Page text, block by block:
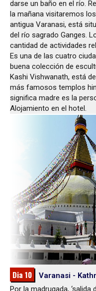
darse un baño en el río.
la mañana visitaremos
antigua Varanasi, está
del río sagrado Ganges.
cantidad de actividades
Es una de las cuatro
buena colección de
Kashi Vishwanath, está
más famosos templos
significa madre es la
Alojamiento en el hotel.
Dia 10
Varanasi -
Por la madrugada,